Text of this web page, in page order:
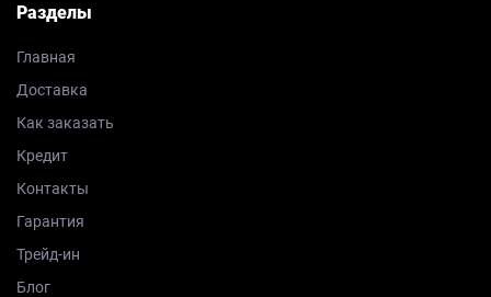
Разделы
Главная
Доставка
Как заказать
Кредит
Контакты
Гарантия
Трейд-ин
Блог